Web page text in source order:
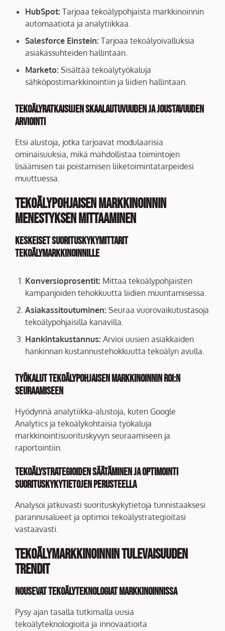
HubSpot: Tarjoaa tekoälypohjaista markkinoinnin
automaatiota ja analytiikkaa.
Salesforce Einstein: Tarjoaa tekoälyoivalluksia
asiakassuhteiden hallintaan.
Marketo: Sisältää tekoälytyökaluja
sähköpostimarkkinointiin ja liidien hallintaan.
Tekoälyratkaisujen skaalautuvuuden ja joustavuuden
arviointi
Etsi alustoja, jotka tarjoavat modulaarisia
ominaisuuksia, mikä mahdollistaa toimintojen
lisäämisen tai poistamisen liiketoimintatarpeidesi
muuttuessa.
Tekoälypohjaisen markkinoinnin
menestyksen mittaaminen
Keskeiset suorituskykymittarit
tekoälymarkkinoinnille
Konversioprosentit: Mittaa tekoälypohjaisten
kampanjoiden tehokkuutta liidien muuntamisessa.
Asiakassitoutuminen: Seuraa vuorovaikutustasoja
tekoälypohjaisilla kanavilla.
Hankintakustannus: Arvioi uusien asiakkaiden
hankinnan kustannustehokkuutta tekoälyn avulla.
Työkalut tekoälypohjaisen markkinoinnin ROI:n
seuraamiseen
Hyödynnä analytiikka-alustoja, kuten Google
Analytics ja tekoälykohtaisia työkaluja
markkinointisuorituskyvyn seuraamiseen ja
raportointiin.
Tekoälystrategioiden säätäminen ja optimointi
suorituskykytietojen perusteella
Analysoi jatkuvasti suorituskykytietoja tunnistaaksesi
parannusalueet ja optimoi tekoälystrategioitasi
vastaavasti.
Tekoälymarkkinoinnin tulevaisuuden
trendit
Nousevat tekoälyteknologiat markkinoinnissa
Pysy ajan tasalla tutkimalla uusia
tekoälyteknologioita ja innovaatioita